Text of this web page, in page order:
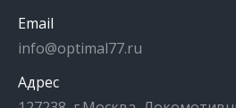
Email
info@optimal77.ru
Адрес